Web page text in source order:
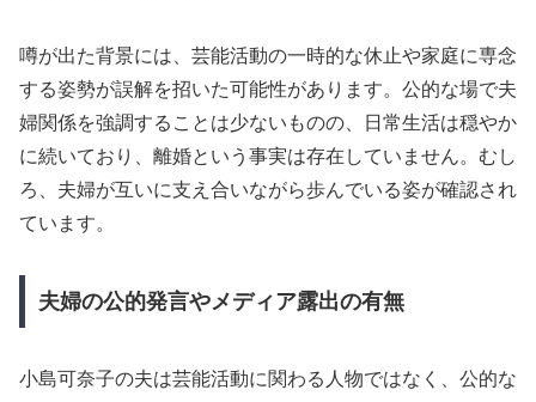
噂が出た背景には、芸能活動の一時的な休止や家庭に専念
する姿勢が誤解を招いた可能性があります。公的な場で夫
婦関係を強調することは少ないものの、日常生活は穏やか
に続いており、離婚という事実は存在していません。むし
ろ、夫婦が互いに支え合いながら歩んでいる姿が確認され
ています。
夫婦の公的発言やメディア露出の有無
小島可奈子の夫は芸能活動に関わる人物ではなく、公的な